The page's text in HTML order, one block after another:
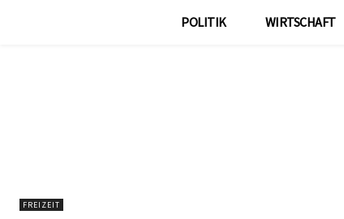
POLITIK WIRTSCHAFT
FREIZEIT